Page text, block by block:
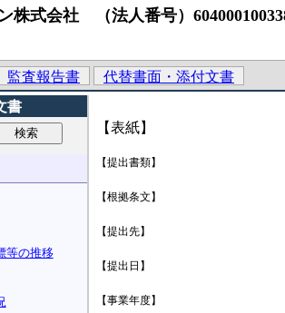
株式会社 （法人番号）
監査報告書
代替書面・添付文書
書